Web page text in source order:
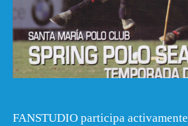
FANSTUDIO participa